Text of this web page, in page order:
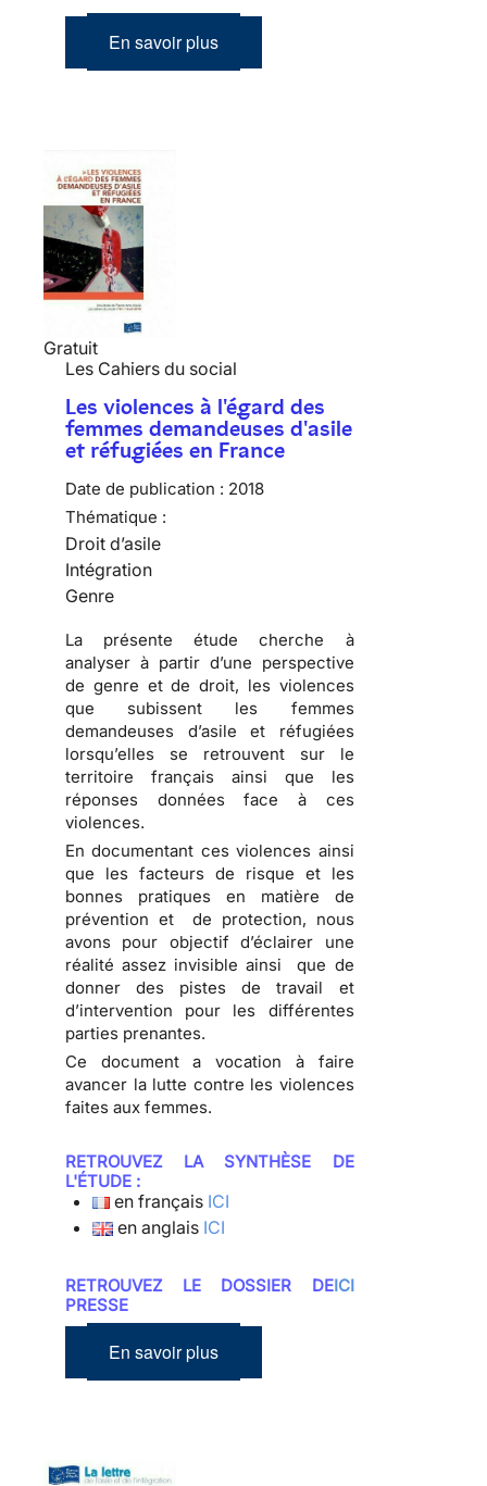
En savoir plus
Gratuit
Les Cahiers du social
Les violences à l'égard des
femmes demandeuses d'asile
et réfugiées en France
Date de publication : 2018
Thématique :
Droit d’asile
Intégration
Genre
La présente étude cherche à
analyser à partir d’une perspective
de genre et de droit, les violences
que subissent les femmes
demandeuses d’asile et réfugiées
lorsqu’elles se retrouvent sur le
territoire français ainsi que les
réponses données face à ces
violences.
En documentant ces violences ainsi
que les facteurs de risque et les
bonnes pratiques en matière de
prévention et de protection, nous
avons pour objectif d’éclairer une
réalité assez invisible ainsi que de
donner des pistes de travail et
d’intervention pour les différentes
parties prenantes.
Ce document a vocation à faire
avancer la lutte contre les violences
faites aux femmes.
RETROUVEZ LA SYNTHÈSE DE
L'ÉTUDE :
en français ICI
en anglais ICI
RETROUVEZ LE DOSSIER DE
PRESSE
ICI
En savoir plus